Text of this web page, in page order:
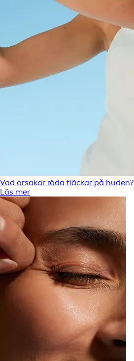
Vad orsakar röda fläckar på huden?
Läs mer